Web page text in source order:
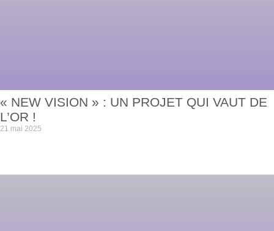
« NEW VISION » : UN PROJET QUI VAUT DE
L’OR !
21 mai 2025